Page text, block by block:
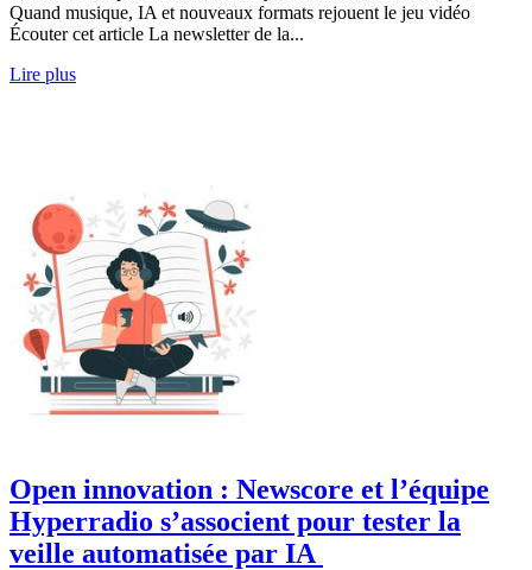
Quand musique, IA et nouveaux formats rejouent le jeu vidéo
Écouter cet article La newsletter de la...
Lire plus
Open innovation : Newscore et l’équipe
Hyperradio s’associent pour tester la
veille automatisée par IA